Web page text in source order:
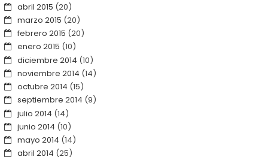
abril 2015 (20)
marzo 2015 (20)
febrero 2015 (20)
enero 2015 (10)
diciembre 2014 (10)
noviembre 2014 (14)
octubre 2014 (15)
septiembre 2014 (9)
julio 2014 (14)
junio 2014 (10)
mayo 2014 (14)
abril 2014 (25)